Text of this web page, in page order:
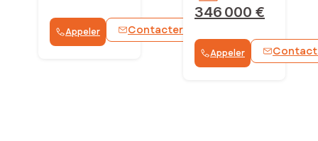
Appeler Contacter
346 000 €
Appeler